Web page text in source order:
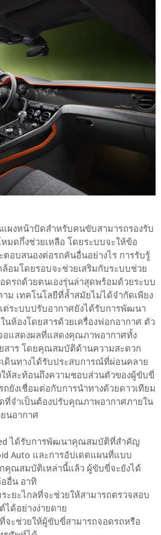
ผงหน้าปัดสำหรับคนขับสามารถรองรับ
มดกึ่งช่วยเหลือ โดยระบบจะให้ข้อ
อบสนองต่อรถคันอื่นอย่างไร การรับรู้
อมโดยรอบจะช่วยเสริมกับระบบช่วย
ดรถด้วยตนเองรุ่นล่าสุดพร้อมด้วยระบบ
ม เทคโนโลยีที่ล้ำสมัยไม่ได้จำกัดเพียง
ระบบปรับอากาศยังได้รับการพัฒนา
ห้องโดยสารด้วยเครื่องฟอกอากาศ ตัว
อแสดงผลที่แสดงคุณภาพอากาศทั้ง
สาร โดยคุณสมบัติด้านความสะดวก
ดินทางได้รับประสบการณ์ที่ผ่อนคลาย
ห้สะท้อนถึงความชอบส่วนตัวของผู้ขับขี่
ยังเชื่อมต่อกับการนำทางด้วยดาวเทียม
ที่จำเป็นต้องปรับคุณภาพอากาศภายใน
นอากาศ
ได้รับการพัฒนาคุณสมบัติที่สำคัญ
Auto และการอัปเดตแผนที่แบบ
คุณสมบัติเหล่านี้แล้ว ผู้ขับขี่จะยังได้
อื่น อาทิ
ะยะไกลที่จะช่วยให้สามารถตรวจสอบ
ด้อย่างง่ายดาย
ะช่วยให้ผู้ขับขี่สามารถจอดรถหรือ